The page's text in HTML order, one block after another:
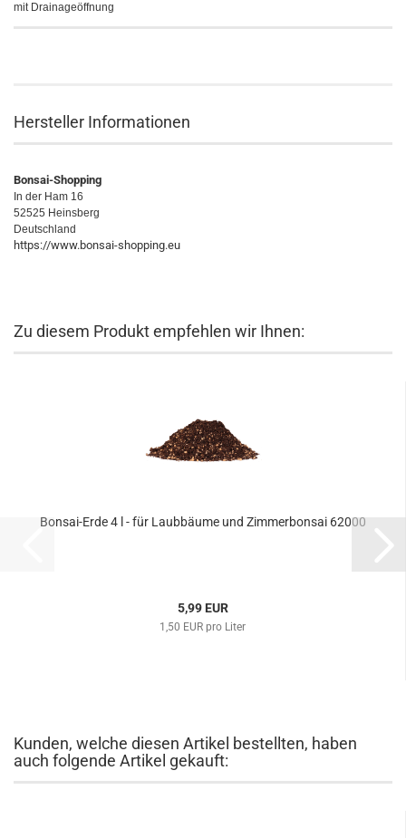
mit Drainageöffnung
Hersteller Informationen
Bonsai-Shopping
In der Ham 16
52525 Heinsberg
Deutschland
https://www.bonsai-shopping.eu
Zu diesem Produkt empfehlen wir Ihnen:
Bonsai-Erde 4 l - für Laubbäume und Zimmerbonsai 62000
5,99 EUR
1,50 EUR pro Liter
Kunden, welche diesen Artikel bestellten, haben
auch folgende Artikel gekauft: